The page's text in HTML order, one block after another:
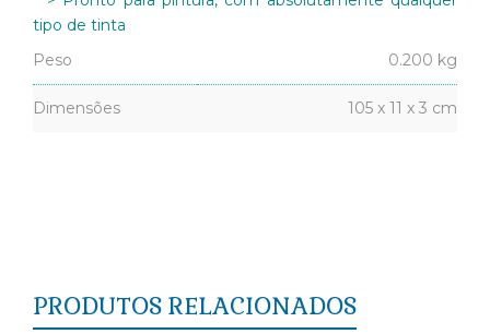
tipo de tinta
Peso
0.200 kg
Dimensões 105 x 11 x 3 cm
PRODUTOS RELACIONADOS